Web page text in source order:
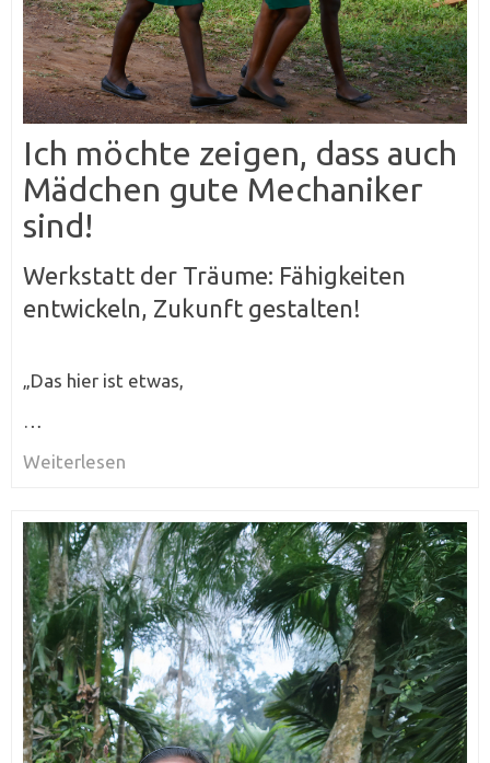
Ich möchte zeigen, dass auch
Mädchen gute Mechaniker
sind!
Werkstatt der Träume: Fähigkeiten
entwickeln, Zukunft gestalten!
„Das hier ist etwas,
…
Weiterlesen